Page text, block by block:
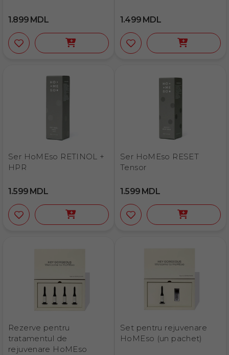
1.899 MDL 1.499 MDL
Ser HoMEso RETINOL +
HPR
1.599 MDL
Ser HoMEso RESET
Tensor
1.599 MDL
Rezerve pentru
tratamentul de
rejuvenare HoMEso
Set pentru rejuvenare
HoMEso (un pachet)